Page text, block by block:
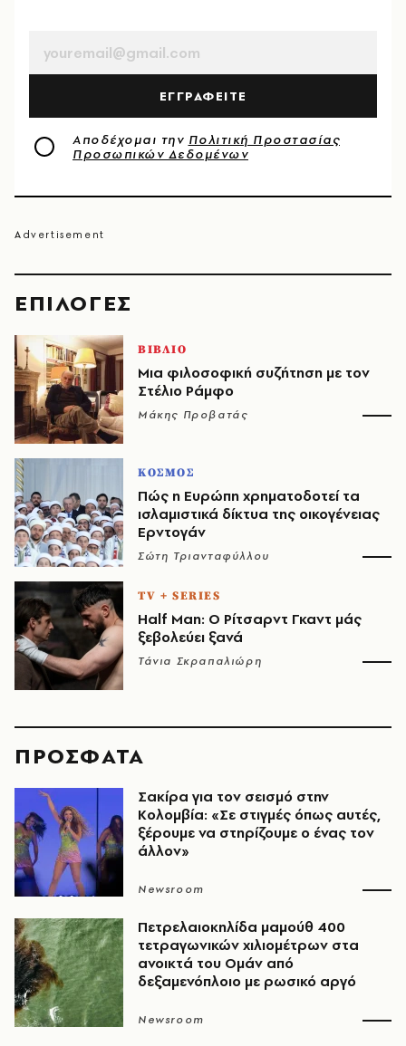
EΠΙΛΟΓΈΣ
ΒΙΒΛΙΟ
Μια φιλοσοφική συζήτηση με τον
Στέλιο Ράμφο
Μάκης Προβατάς
ΚΟΣΜΟΣ
Πώς η Ευρώπη χρηματοδοτεί τα
ισλαμιστικά δίκτυα της οικογένειας
Ερντογάν
Σώτη Τριανταφύλλου
TV + SERIES
Half Man: Ο Ρίτσαρντ Γκαντ μάς
ξεβολεύει ξανά
Τάνια Σκραπαλιώρη
ΕΓΓΡΑΦΕΙΤΕ
Αποδέχομαι την Πολιτική Προστασίας
Προσωπικών Δεδομένων
ΠΡΟΣΦΑΤΑ
Σακίρα για τον σεισμό στην
Κολομβία: «Σε στιγμές όπως αυτές,
ξέρουμε να στηρίζουμε ο ένας τον
άλλον»
Newsroom
Πετρελαιοκηλίδα μαμούθ 400
τετραγωνικών χιλιομέτρων στα
ανοικτά του Ομάν από
δεξαμενόπλοιο με ρωσικό αργό
Newsroom